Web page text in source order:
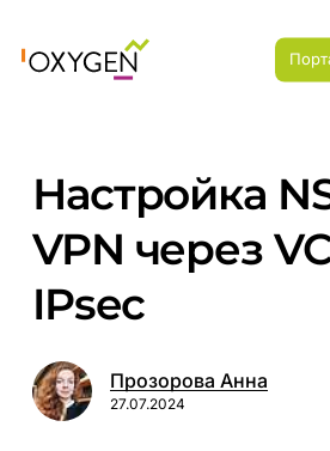
main
Настройка
VPN через
IPsec
Прозорова Анна
27.07.2024